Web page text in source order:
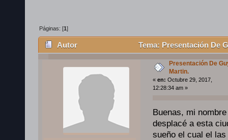
Páginas: [1]
Autor
Tema: Presentación De
11054 veces)
Presentación De
Martin.
« en: Octubre 29, 2017,
12:28:34 am »
Buenas, mi
desplacé a esta
sueño el cual el